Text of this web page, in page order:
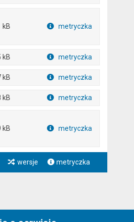
kB metryczka
kB metryczka
kB metryczka
kB metryczka
kB metryczka
wersje metryczka